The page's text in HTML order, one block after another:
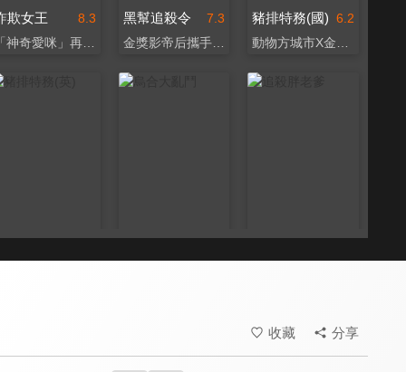
8.3
欺女王
「神奇愛咪」再展心機
7.3
黑幫追殺令
金獎影帝后攜手搞大的！
6.2
豬排特務(國)
動物方城市X金牌特務
排特務(英) 烏合大亂鬥 追殺胖老爹
收藏 分享